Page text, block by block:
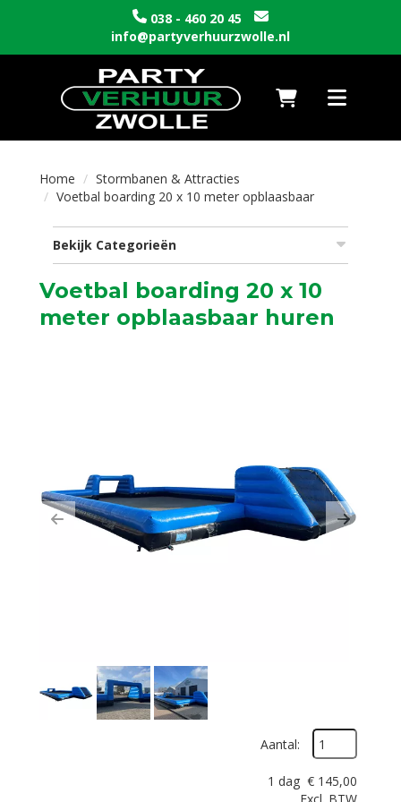
038 - 460 20 45
info@partyverhuurzwolle.nl
Naar winkelwagen
Toggle
Home
Stormbanen & Attracties
Voetbal boarding 20 x 10 meter opblaasbaar
Bekijk Categorieën
Voetbal boarding 20 x 10
meter opblaasbaar huren
Previous Next
Aantal:
1 dag € 145,00